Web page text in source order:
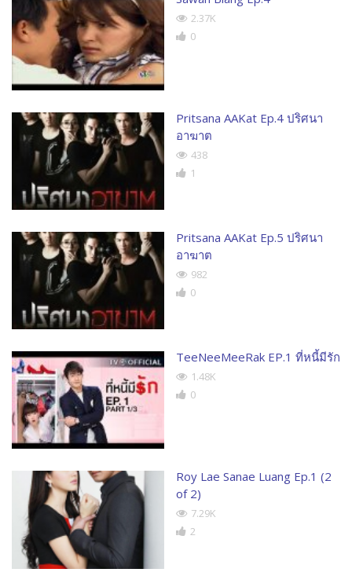
2.37K
0
Pritsana AAKat Ep.4 ปริศนา
อาฆาต
438
1
Pritsana AAKat Ep.5 ปริศนา
อาฆาต
982
0
TeeNeeMeeRak EP.1 ที่หนี้มีรัก
1.48K
0
Roy Lae Sanae Luang Ep.1 (2
of 2)
7.29K
2